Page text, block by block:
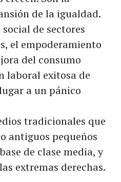
de la igualdad.
social de sectores
el empoderamiento
del consumo
laboral exitosa de
a un pánico
tradicionales que
antiguos pequeños
de clase media, y
extremas derechas.